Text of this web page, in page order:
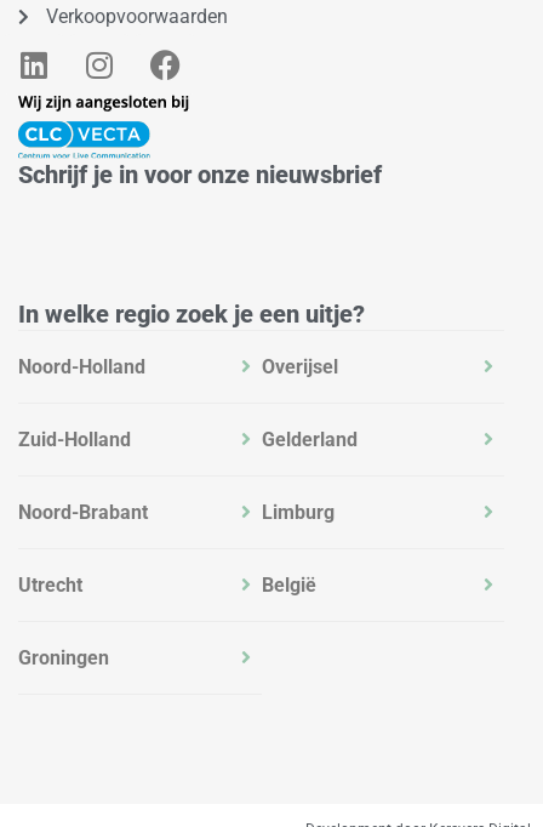
Verkoopvoorwaarden
L
i
n
k
e
I
n
s
t
a
F
a
c
b
Schrijf je in voor onze nieuwsbrief
In welke regio zoek je een uitje?
Noord-Holland
Zuid-Holland
Noord-Brabant
Utrecht
Groningen
Overijsel
Gelderland
Limburg
België